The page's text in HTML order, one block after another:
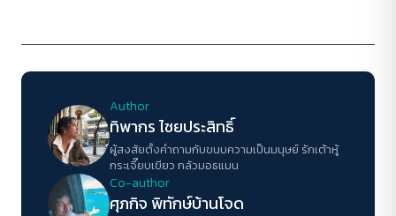
Author
ทิพากร ไชย​ประสิทธิ์​
ผู้สงสัยตั้งคำถามกับขนบความเป็นมนุษย์ รักเต้าหู้
กระเจี๊ยบเขียว กลัวมอธแมน
Co-author
ศุภกิจ พิทักษ์บ้านโจด